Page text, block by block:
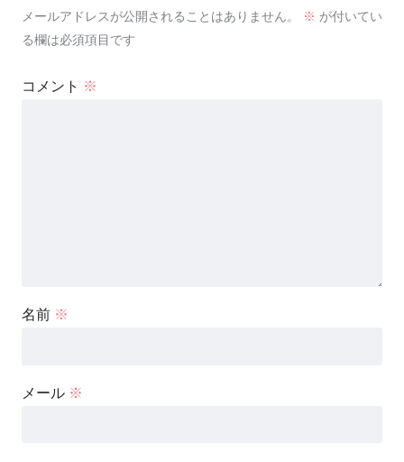
メールアドレスが公開されることはありません。 ※ が付いてい
る欄は必須項目です
コメント ※
名前 ※
メール ※